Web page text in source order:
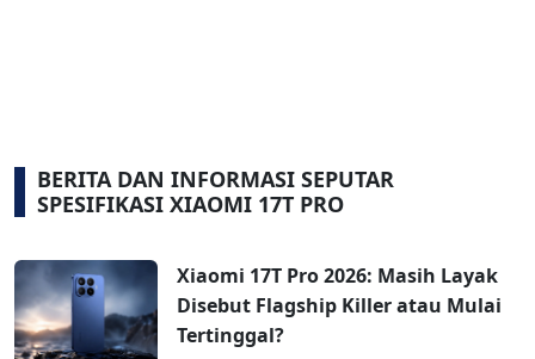
BERITA DAN INFORMASI SEPUTAR
SPESIFIKASI XIAOMI 17T PRO
Xiaomi 17T Pro 2026: Masih Layak
Disebut Flagship Killer atau Mulai
Tertinggal?